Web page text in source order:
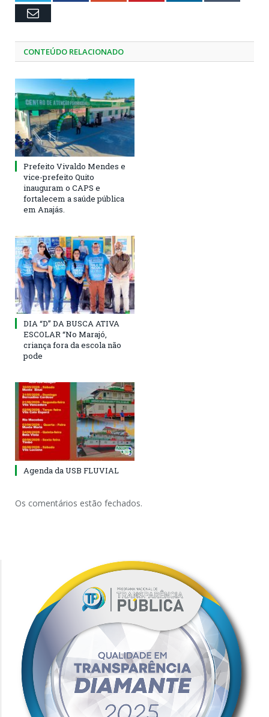
Email
CONTEÚDO RELACIONADO
Prefeito Vivaldo Mendes e
vice-prefeito Quito
inauguram o CAPS e
fortalecem a saúde pública
em Anajás.
DIA “D” DA BUSCA ATIVA
ESCOLAR “No Marajó,
criança fora da escola não
pode
Agenda da USB FLUVIAL
Os comentários estão fechados.